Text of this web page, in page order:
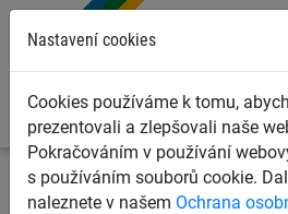
Nastavení cookies
Cookies používáme k tomu,
prezentovali a zlepšovali naše
Pokračováním v používání
s používáním souborů cookie.
naleznete v našem Ochrana
Sportovní sítě Sítě pro ostatní